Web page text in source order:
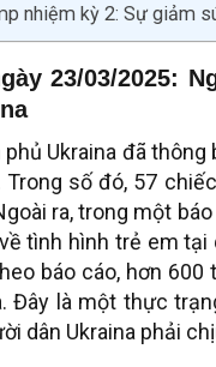
nhiệm kỳ 2: Sự giảm
23/03/2025:
Ukraina đã
số đó, 57
ra, trong một
tình hình trẻ em
báo cáo, hơn
Đây là một thực
dân Ukraina phải